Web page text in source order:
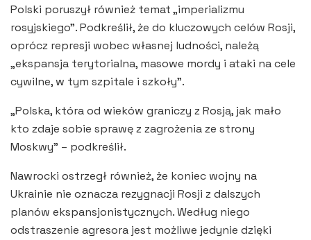
Polski poruszył również temat „imperializmu
rosyjskiego”. Podkreślił, że do kluczowych celów Rosji,
oprócz represji wobec własnej ludności, należą
„ekspansja terytorialna, masowe mordy i ataki na cele
cywilne, w tym szpitale i szkoły”.
„Polska, która od wieków graniczy z Rosją, jak mało
kto zdaje sobie sprawę z zagrożenia ze strony
Moskwy” – podkreślił.
Nawrocki ostrzegł również, że koniec wojny na
Ukrainie nie oznacza rezygnacji Rosji z dalszych
planów ekspansjonistycznych. Według niego
odstraszenie agresora jest możliwe jedynie dzięki